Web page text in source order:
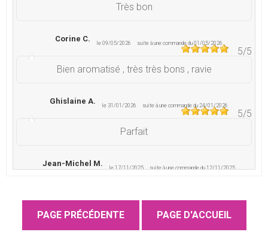
Très bon
Corine C. le 09/05/2026 suite à une commande du 01/05/2026
5/5
Bien aromatisé , très très bons , ravie
Ghislaine A. le 31/01/2026 suite à une commande du 24/01/2026
5/5
Parfait
Jean-Michel M. le 17/11/2025 suite à une commande du 12/11/2025
le 11/11/2025 suite à une commande du 25/10/2025